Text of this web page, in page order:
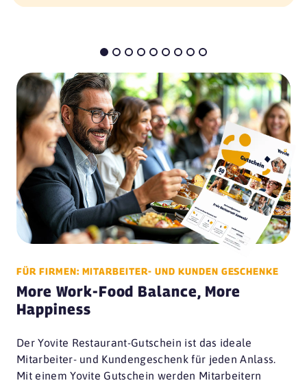
FÜR FIRMEN: MITARBEITER- UND KUNDEN GESCHENKE
More Work-Food Balance, More
Happiness
Der Yovite Restaurant-Gutschein ist das ideale
Mitarbeiter- und Kundengeschenk für jeden Anlass.
Mit einem Yovite Gutschein werden Mitarbeitern